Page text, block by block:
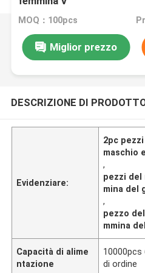
MOQ：100pcs
Miglior prezzo
DESCRIZIONE DI
Evidenziare:
2pc
maschio
,
pezzi del
mina del
,
pezzo
mmina
Capacità di alime
ntazione
di ordine